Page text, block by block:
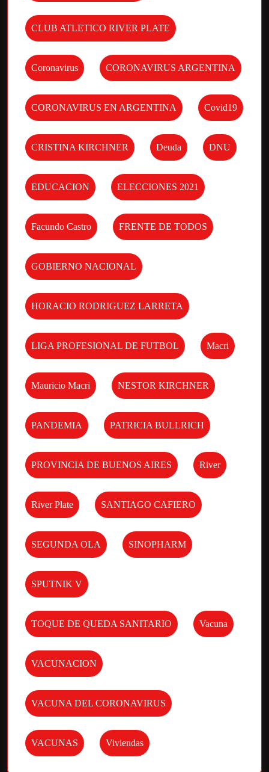
CLUB ATLETICO RIVER PLATE
Coronavirus CORONAVIRUS ARGENTINA
CORONAVIRUS EN ARGENTINA Covid19
CRISTINA KIRCHNER Deuda DNU
EDUCACION ELECCIONES 2021
Facundo Castro FRENTE DE TODOS
GOBIERNO NACIONAL
HORACIO RODRIGUEZ LARRETA
LIGA PROFESIONAL DE FUTBOL Macri
Mauricio Macri NESTOR KIRCHNER
PANDEMIA PATRICIA BULLRICH
PROVINCIA DE BUENOS AIRES River
River Plate SANTIAGO CAFIERO
SEGUNDA OLA SINOPHARM
SPUTNIK V
TOQUE DE QUEDA SANITARIO Vacuna
VACUNACION
VACUNA DEL CORONAVIRUS
VACUNAS Viviendas